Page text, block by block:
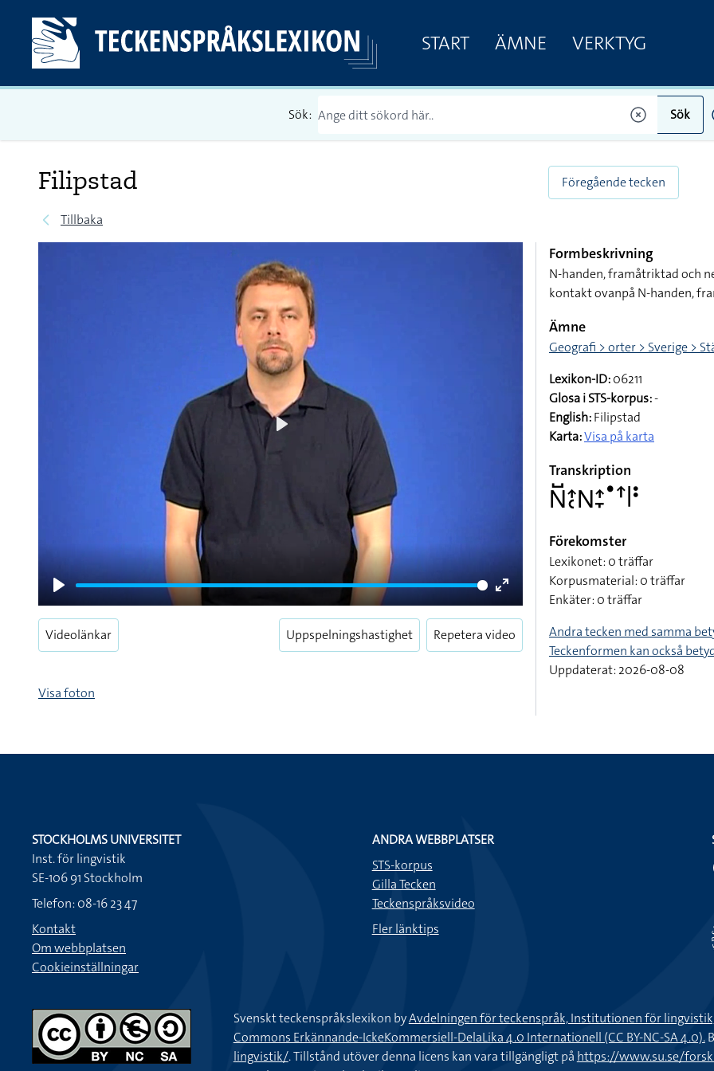
START ÄMNE VERKTYG
Sök: Sök
Filipstad
Tillbaka
Föregående tecken
Play
Enter
fullscreen
Videolänkar Uppspelningshastighet Repetera video
Visa foton
Formbeskrivning
N-handen, framåtriktad och
kontakt ovanpå N-handen,
Ämne
Geografi > orter > Sverige >
Lexikon-ID:06211
Glosa i STS-korpus:-
English:Filipstad
Karta:Visa på karta
Transkription
􌥌􌤹􌤴􌥗􌥌􌤴􌥙􌤟􌦃􌥼􌥻
Förekomster
Lexikonet: 0 träffar
Korpusmaterial: 0 träffar
Enkäter: 0 träffar
Andra tecken med samma
Teckenformen kan också
Uppdaterat: 2026-08-08
STOCKHOLMS UNIVERSITET
Inst. för lingvistik
SE-106 91 Stockholm
Telefon: 08-16 23 47
Kontakt
Om webbplatsen
Cookieinställningar
ANDRA WEBBPLATSER
STS-korpus
Gilla Tecken
Teckenspråksvideo
Fler länktips
Svenskt teckenspråkslexikon byAvdelningen för teckenspråk, Institutionen för
Commons Erkännande-IckeKommersiell-DelaLika 4.0 Internationell (CC BY-NC-SA 4.0).
lingvistik/. Tillstånd utöver denna licens kan vara tillgängligt på https://www.su.se/